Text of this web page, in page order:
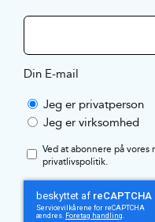
Din E-mail
Jeg er privatperson
Jeg er virksomhed
Ved at abonnere på vores
privatlivspolitik.